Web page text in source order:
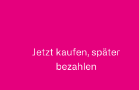
Jetzt kaufen, später
bezahlen